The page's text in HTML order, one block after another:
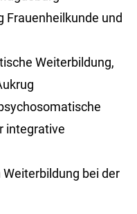
Frauenheilkunde und
Weiterbildung,
integrative
bei der